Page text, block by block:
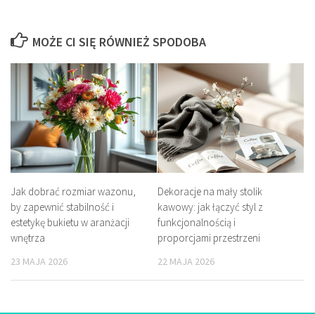
MOŻE CI SIĘ RÓWNIEŻ SPODOBA
Jak dobrać rozmiar wazonu,
by zapewnić stabilność i
estetykę bukietu w aranżacji
wnętrza
23 MAJA 2026
Dekoracje na mały stolik
kawowy: jak łączyć styl z
funkcjonalnością i
proporcjami przestrzeni
22 MAJA 2026